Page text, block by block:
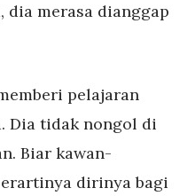
dia merasa dianggap
pelajaran
Dia tidak nongol di
Biar kawan-
dirinya bagi